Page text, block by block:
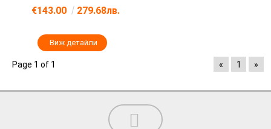
€143.00
279.68лв.
Виж детайли
Page 1 of 1 « 1 »